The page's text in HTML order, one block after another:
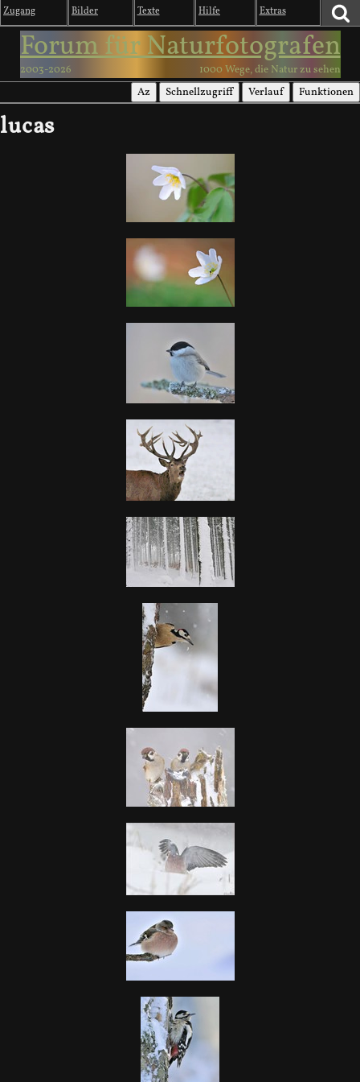
Zugang Bilder Texte Hilfe Extras
Forum für Naturfotografen
2003-2026 1000 Wege, die Natur zu sehen
Az Schnellzugriff Verlauf Funktionen
lucas